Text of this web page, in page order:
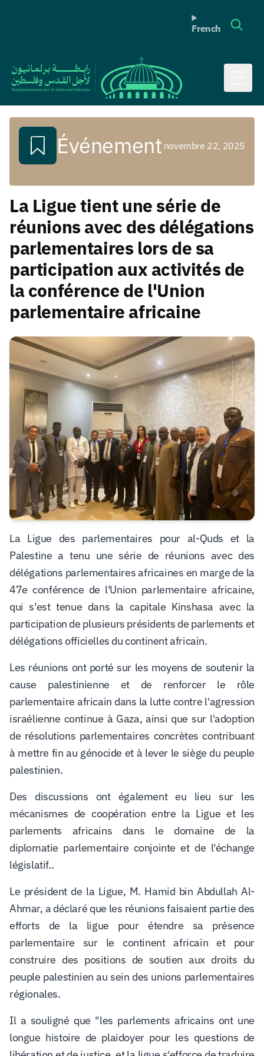
French
Événement novembre 22, 2025
La Ligue tient une série de
réunions avec des délégations
parlementaires lors de sa
participation aux activités de
la conférence de l'Union
parlementaire africaine
La Ligue des parlementaires pour al-Quds et la
Palestine a tenu une série de réunions avec des
délégations parlementaires africaines en marge de la
47e conférence de l'Union parlementaire africaine,
qui s'est tenue dans la capitale Kinshasa avec la
participation de plusieurs présidents de parlements et
délégations officielles du continent africain.
Les réunions ont porté sur les moyens de soutenir la
cause palestinienne et de renforcer le rôle
parlementaire africain dans la lutte contre l'agression
israélienne continue à Gaza, ainsi que sur l'adoption
de résolutions parlementaires concrètes contribuant
à mettre fin au génocide et à lever le siège du peuple
palestinien.
Des discussions ont également eu lieu sur les
mécanismes de coopération entre la Ligue et les
parlements africains dans le domaine de la
diplomatie parlementaire conjointe et de l'échange
législatif..
Le président de la Ligue, M. Hamid bin Abdullah Al-
Ahmar, a déclaré que les réunions faisaient partie des
efforts de la ligue pour étendre sa présence
parlementaire sur le continent africain et pour
construire des positions de soutien aux droits du
peuple palestinien au sein des unions parlementaires
régionales.
Il a souligné que "les parlements africains ont une
longue histoire de plaidoyer pour les questions de